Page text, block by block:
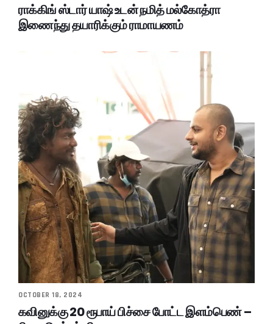
ராக்கிங் ஸ்டார் யாஷ் உடன் நமித் மல்கோத்ரா
இணைந்து தயாரிக்கும் ராமாயணம்
OCTOBER 18, 2024
கவினுக்கு 20 ரூபாய் பிச்சை போட்ட இளம்பெண் –